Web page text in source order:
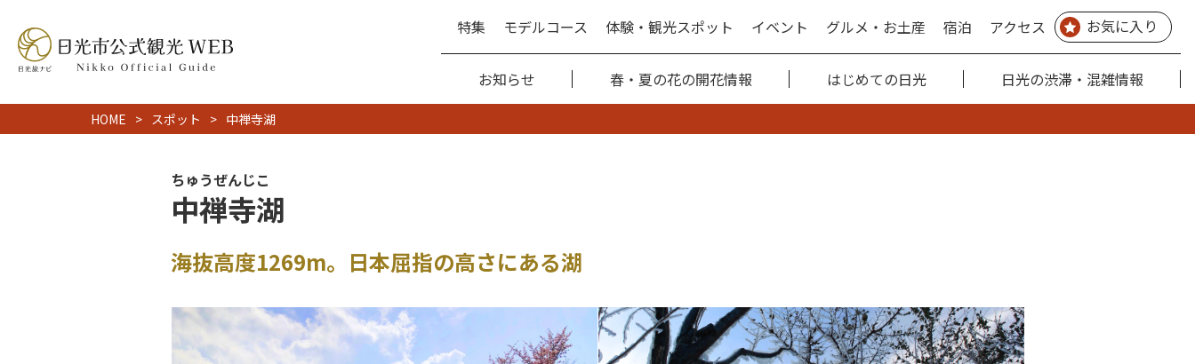
特集 モデルコース 体験・観光スポット イベント グルメ・お土産 宿泊 アクセス お気に入り
お知らせ 春・夏の花の開花情報 はじめての日光 日光の渋滞・混雑情報
HOME スポット 中禅寺湖
ちゅうぜんじこ
中禅寺湖
海抜高度1269m。日本屈指の高さにある湖